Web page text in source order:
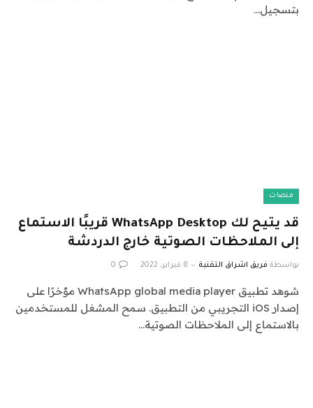
بتسجيل…
منصات
قد يتيح لك WhatsApp Desktop قريبًا الاستماع
إلى الملاحظات الصوتية خارج الدردشة
بواسطة فريق اشراق التقنية 8 فبراير، 2022 0
شوهد تطبيق WhatsApp global media player مؤخرًا على
إصدار iOS التجريبي من التطبيق. سمح المشغل للمستخدمين
بالاستماع إلى الملاحظات الصوتية…